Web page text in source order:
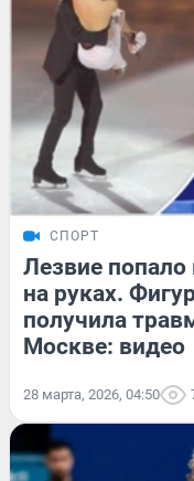
СПОРТ
Лезвие попало
на руках.
получила
Москве: видео
28 марта, 2026, 04:50